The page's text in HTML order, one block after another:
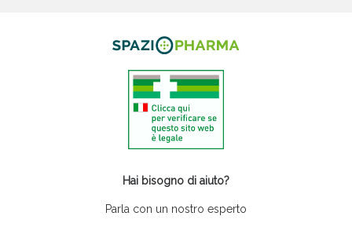
Hai bisogno di aiuto?
Parla con un nostro esperto